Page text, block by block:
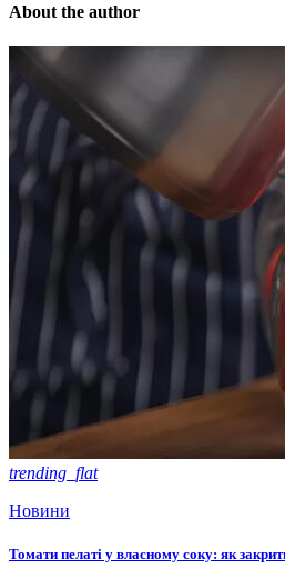
About the author
trending_flat
Новини
Томати пелаті у власному соку: як